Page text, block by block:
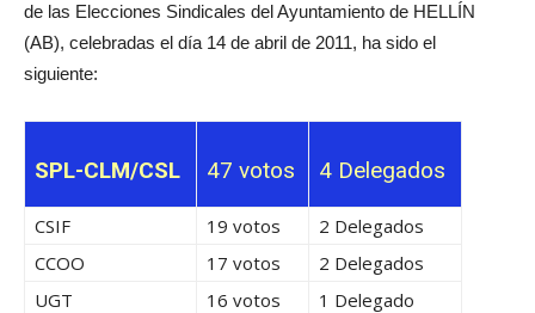
de las Elecciones Sindicales del Ayuntamiento de HELLÍN
(AB), celebradas el día 14 de abril de 2011, ha sido el
siguiente:
SPL-CLM/CSL 47 votos 4 Delegados
CSIF 19 votos
2 Delegados
CCOO
17 votos
2 Delegados
UGT
16 votos 1 Delegado